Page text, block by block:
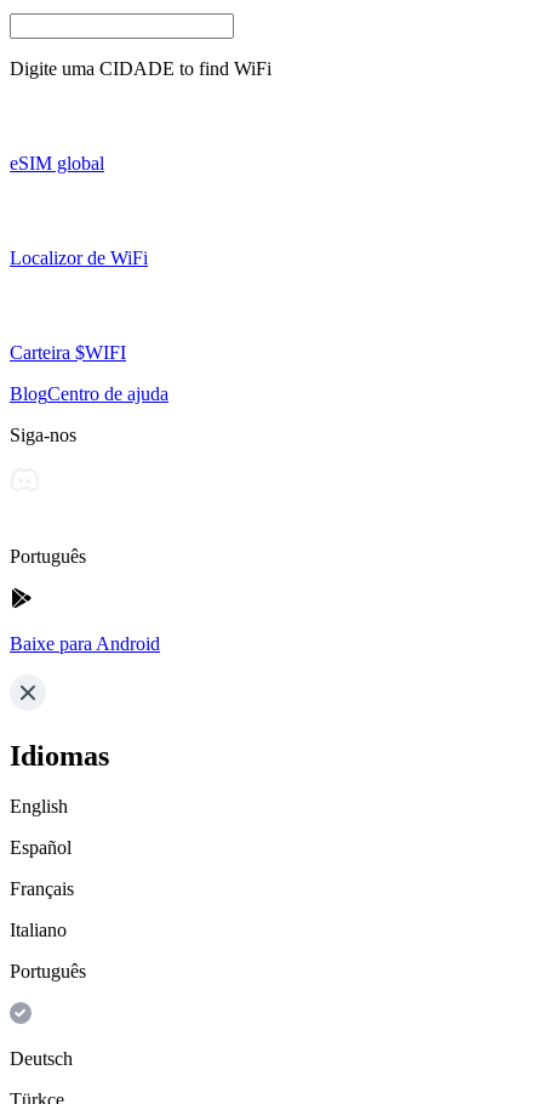
Digite uma CIDADE to find WiFi
eSIM global
Localizor de WiFi
Carteira $WIFI
BlogCentro de ajuda
Siga-nos
Português
Baixe para Android
Idiomas
English
Español
Français
Italiano
Português
Deutsch